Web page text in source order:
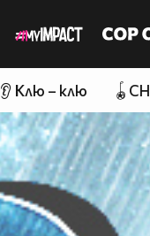
👂 Клю – клю